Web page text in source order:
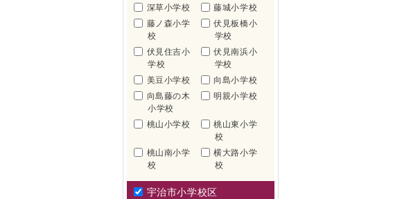
深草小学校
藤城小学校
藤ノ森小学
校
伏見板橋小
学校
伏見住吉小
学校
伏見南浜小
学校
美豆小学校
向島小学校
向島藤の木
小学校
明親小学校
桃山小学校
桃山東小学
校
桃山南小学
校
横大路小学
校
宇治市小学校区